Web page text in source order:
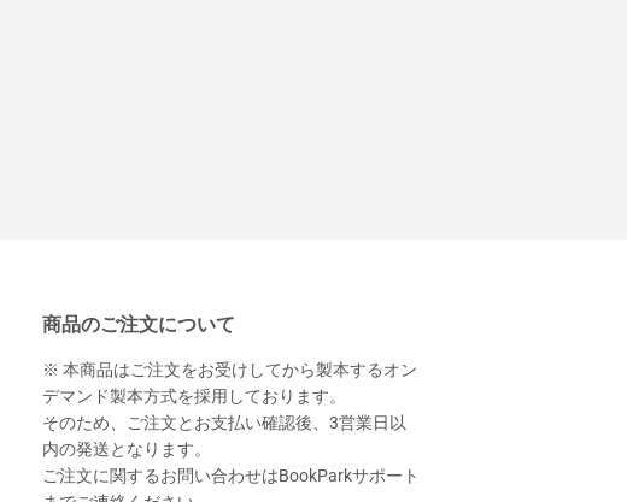
商品のご注文について
※ 本商品はご注文をお受けしてから製本するオン
デマンド製本方式を採用しております。
そのため、ご注文とお支払い確認後、3営業日以
内の発送となります。
ご注文に関するお問い合わせはBookParkサポート